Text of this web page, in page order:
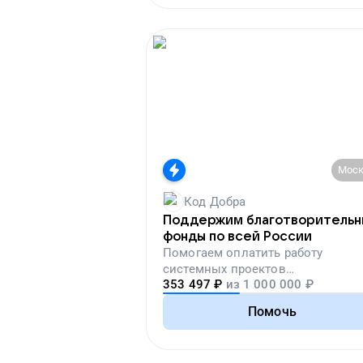
Код Добра
Поддержим
фонды по всей России
Помогаем оплатить работу
системных проектов
благотворительных организаций
353 497 ₽ из 1 000 000 ₽
Помочь